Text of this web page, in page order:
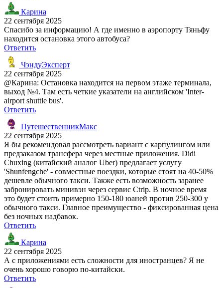
Карина
22 сентября 2025
Спасибо за информацию! А где именно в аэропорту Тяньфу
находится остановка этого автобуса?
Ответить
ЧэндуЭксперт
22 сентября 2025
@Карина: Остановка находится на первом этаже терминала,
выход №4. Там есть четкие указатели на английском 'Inter-
airport shuttle bus'.
Ответить
ПутешественникМакс
22 сентября 2025
Я бы рекомендовал рассмотреть вариант с карпулингом или
предзаказом трансфера через местные приложения. Didi
Chuxing (китайский аналог Uber) предлагает услугу
'Shunfengche' - совместные поездки, которые стоят на 40-50%
дешевле обычного такси. Также есть возможность заранее
забронировать минивэн через сервис Ctrip. В ночное время
это будет стоить примерно 150-180 юаней против 250-300 у
обычного такси. Главное преимущество - фиксированная цена
без ночных надбавок.
Ответить
Карина
22 сентября 2025
А с приложениями есть сложности для иностранцев? Я не
очень хорошо говорю по-китайски.
Ответить